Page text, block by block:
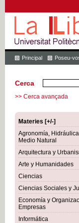
Principal Poseu-
Cerca
>> Cerca avançada
Materies [+/-]
Agronomía,
Medio Natural
Arquitectura y
Arte y Humanidades
Ciencias
Ciencias Sociales y
Economía y
Empresas
Informática